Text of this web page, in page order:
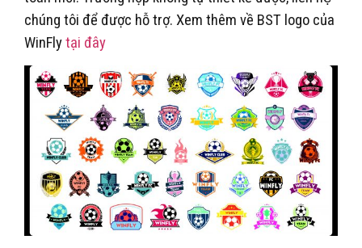
chúng tôi để được hỗ trợ. Xem thêm về BST logo của
WinFlytại đây